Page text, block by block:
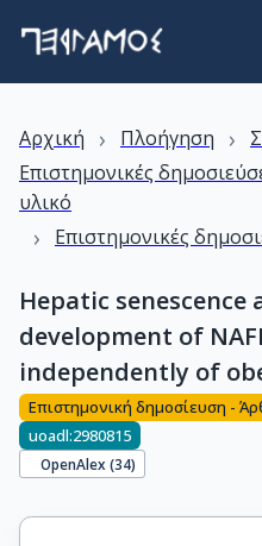
Αρχική › Πλοήγηση ›
Επιστημονικές
υλικό
› Επιστημονικές
Hepatic senescence
development of
independently of
Επιστημονική δημοσίευση -
uoadl:2980815
OpenAlex (34)